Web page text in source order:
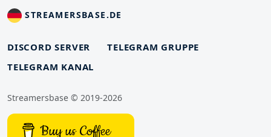
STREAMERSBASE.DE
DISCORD SERVER
TELEGRAM GRUPPE
TELEGRAM KANAL
Streamersbase © 2019-2026
Buy us Coffee